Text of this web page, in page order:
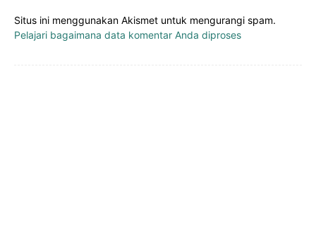
Situs ini menggunakan Akismet untuk mengurangi spam.
Pelajari bagaimana data komentar Anda diproses